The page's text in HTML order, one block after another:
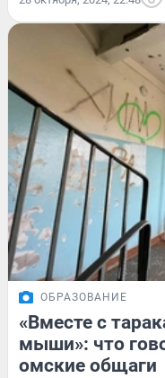
ОБРАЗОВАНИЕ
«Вместе с
мыши»: что
омские общаги